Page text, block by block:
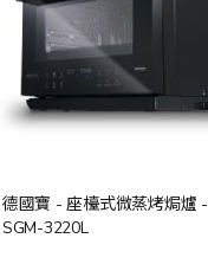
德國寶 - 座檯式微蒸烤焗爐 -
SGM-3220L